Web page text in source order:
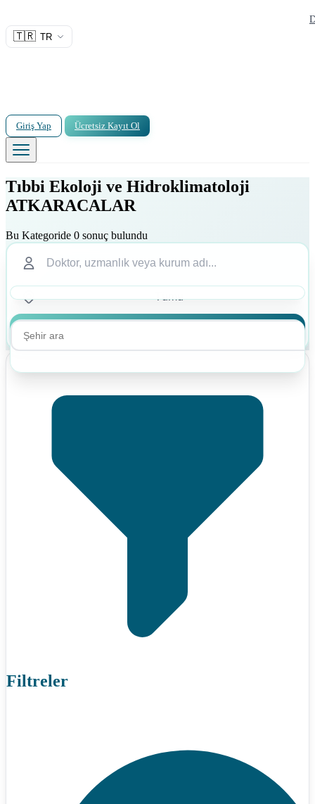
🇹🇷 TR
Giriş Yap Ücretsiz Kayıt Ol
Tıbbi Ekoloji ve Hidroklimatoloji
ATKARACALAR
Bu Kategoride 0 sonuç bulundu
Filtreler